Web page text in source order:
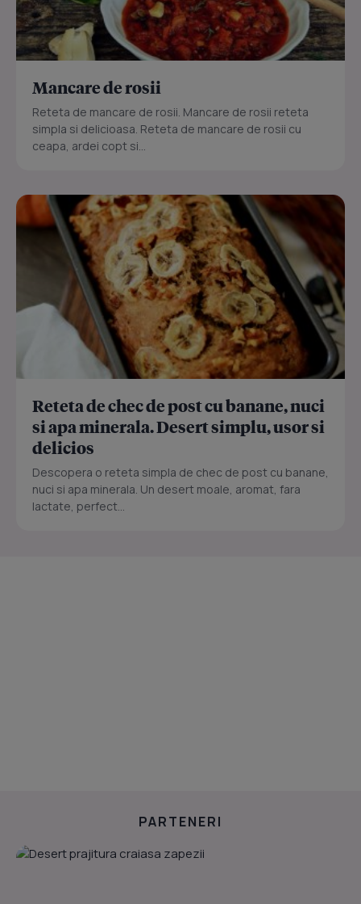
Mancare de rosii
Reteta de mancare de rosii. Mancare de rosii reteta
simpla si delicioasa. Reteta de mancare de rosii cu
ceapa, ardei copt si...
Reteta de chec de post cu banane, nuci
si apa minerala. Desert simplu, usor si
delicios
Descopera o reteta simpla de chec de post cu banane,
nuci si apa minerala. Un desert moale, aromat, fara
lactate, perfect...
PARTENERI